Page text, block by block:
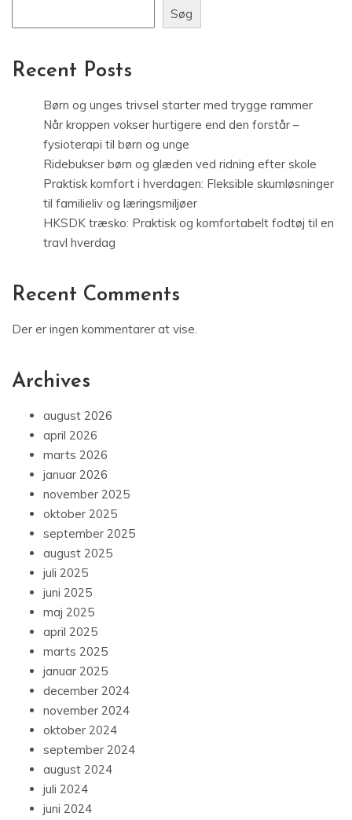
Søg
Recent Posts
Børn og unges trivsel starter med trygge rammer
Når kroppen vokser hurtigere end den forstår –
fysioterapi til børn og unge
Ridebukser børn og glæden ved ridning efter skole
Praktisk komfort i hverdagen: Fleksible skumløsninger
til familieliv og læringsmiljøer
HKSDK træsko: Praktisk og komfortabelt fodtøj til en
travl hverdag
Recent Comments
Der er ingen kommentarer at vise.
Archives
august 2026
april 2026
marts 2026
januar 2026
november 2025
oktober 2025
september 2025
august 2025
juli 2025
juni 2025
maj 2025
april 2025
marts 2025
januar 2025
december 2024
november 2024
oktober 2024
september 2024
august 2024
juli 2024
juni 2024